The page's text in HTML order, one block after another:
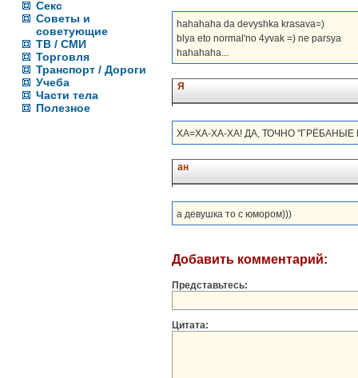
Секс
Советы и
советующие
ТВ / СМИ
Торговля
Транспорт / Дороги
Учеба
Части тела
Полезное
hahahaha da devyshka krasava=)
blya eto normal'no 4yvak =) ne parsya
hahahaha...
Я
ХА=ХА-ХА-ХА! ДА, ТОЧНО "ГРЁБАНЫЕ
ан
а девушка то с юмором)))
Добавить комментарий:
Представьтесь:
Цитата: